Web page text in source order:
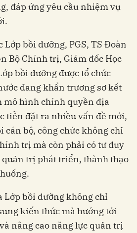
đáp ứng yêu cầu nhiệm vụ
Lớp bồi dưỡng, PGS, TS Đoàn
Bộ Chính trị, Giám đốc Học
bồi dưỡng được tổ chức
đang khẩn trương sơ kết
mô hình chính quyền địa
tiễn đặt ra nhiều vấn đề mới,
cán bộ, công chức không chỉ
trị mà còn phải có tư duy
quản trị phát triển, thành thạo
Lớp bồi dưỡng không chỉ
kiến thức mà hướng tới
nâng cao năng lực quản trị